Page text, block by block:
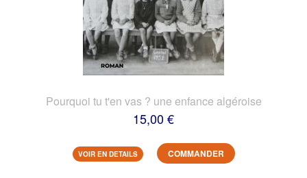
Pourquoi tu t'en vas ? une enfance algéroise
15,00 €
VOIR EN DETAILS COMMANDER